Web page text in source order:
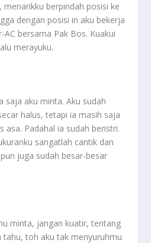
berpindah posisi ke
dengan posisi in aku bekerja
bersama Pak Bos. Kuakui
merayuku.
saja aku minta. Aku sudah
halus, tetapi ia masih saja
asa. Padahal ia sudah beristri.
sangatlah cantik dan
juga sudah besar-besar
minta, jangan kuatir, tentang
tahu, toh aku tak menyuruhmu